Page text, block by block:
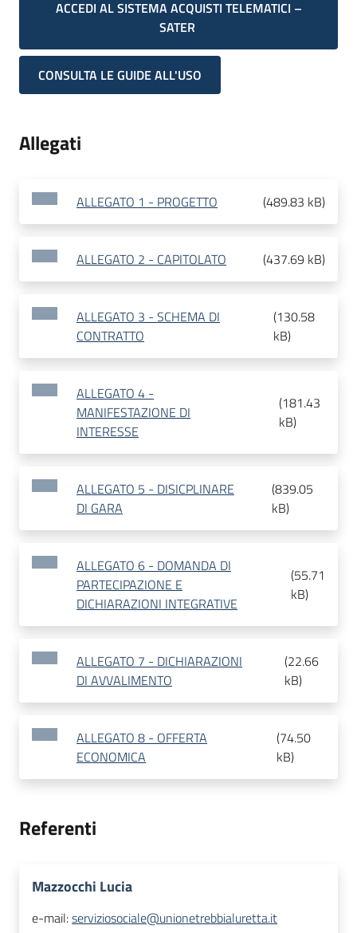
ACCEDI AL SISTEMA ACQUISTI TELEMATICI –
SATER
CONSULTA LE GUIDE ALL'USO
Allegati
ALLEGATO 1 - PROGETTO (489.83 kB)
ALLEGATO 2 - CAPITOLATO (437.69 kB)
ALLEGATO 3 - SCHEMA DI
CONTRATTO
(130.58
kB)
ALLEGATO 4 -
MANIFESTAZIONE DI
INTERESSE
(181.43
kB)
ALLEGATO 5 - DISICPLINARE
DI GARA
(839.05
kB)
ALLEGATO 6 - DOMANDA DI
PARTECIPAZIONE E
DICHIARAZIONI INTEGRATIVE
(55.71
kB)
ALLEGATO 7 - DICHIARAZIONI
DI AVVALIMENTO
(22.66
kB)
ALLEGATO 8 - OFFERTA
ECONOMICA
(74.50
kB)
Referenti
Mazzocchi Lucia
e-mail:serviziosociale@unionetrebbialuretta.it